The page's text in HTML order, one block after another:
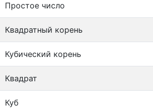
Простое число
Квадратный корень
Кубический корень
Квадрат
Куб